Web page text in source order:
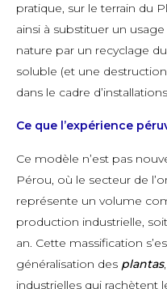
pratique, sur le terrain du
ainsi à substituer un
nature par un recyclage
soluble (et une
dans le cadre
Ce que l’expérience
Ce modèle n’est pas
Pérou, où le secteur de
représente un volume
production industrielle,
an. Cette massification
généralisation des plantas
industrielles qui rachètent